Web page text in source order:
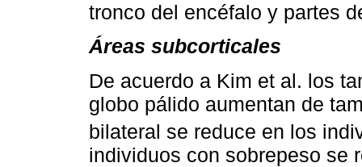
tronco del encéfalo y partes
Áreas subcorticales
De acuerdo a Kim et al. los
globo pálido aumentan de
bilateral se reduce en los
individuos con sobrepeso se